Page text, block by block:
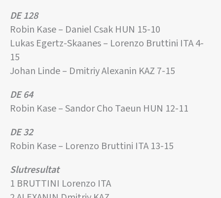
DE 128
Robin Kase – Daniel Csak HUN 15-10
Lukas Egertz-Skaanes – Lorenzo Bruttini ITA 4-
15
Johan Linde – Dmitriy Alexanin KAZ 7-15
DE 64
Robin Kase – Sandor Cho Taeun HUN 12-11
DE 32
Robin Kase – Lorenzo Bruttini ITA 13-15
Slutresultat
1 BRUTTINI Lorenzo ITA